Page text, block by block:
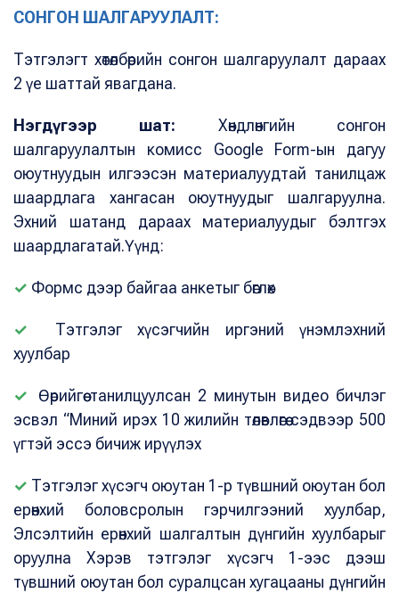
СОНГОН ШАЛГАРУУЛАЛТ:
Тэтгэлэгт хөтөлбөрийн сонгон шалгаруулалт дараах
2 үе шаттай явагдана.
Нэгдүгээр шат: Хөндлөнгийн сонгон
шалгаруулалтын комисс Google Form-ын дагуу
оюутнуудын илгээсэн материалуудтай танилцаж
шаардлага хангасан оюутнуудыг шалгаруулна.
Эхний шатанд дараах материалуудыг бэлтгэх
шаардлагатай.Үүнд:
✓ Формс дээр байгаа анкетыг бөглөх
✓ Тэтгэлэг хүсэгчийн иргэний үнэмлэхний
хуулбар
✓
Өөрийгөө танилцуулсан 2 минутын видео бичлэг
эсвэл “Миний ирэх 10 жилийн төлөвлөгөө сэдвээр 500
үгтэй эссэ бичиж ирүүлэх
✓ Тэтгэлэг хүсэгч оюутан 1-р түвшний оюутан бол
ерөнхий боловсролын гэрчилгээний хуулбар,
Элсэлтийн ерөнхий шалгалтын дүнгийн хуулбарыг
оруулна Хэрэв тэтгэлэг хүсэгч 1-ээс дээш
түвшний оюутан бол суралцсан хугацааны дүнгийн